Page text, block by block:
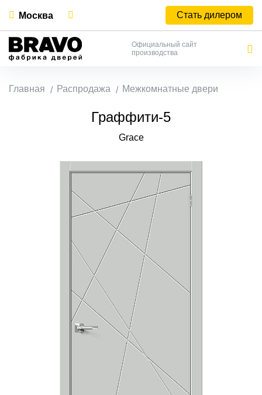
Москва Стать дилером
Официальный сайт
производства
Главная Распродажа Межкомнатные двери
Граффити-5
Grace